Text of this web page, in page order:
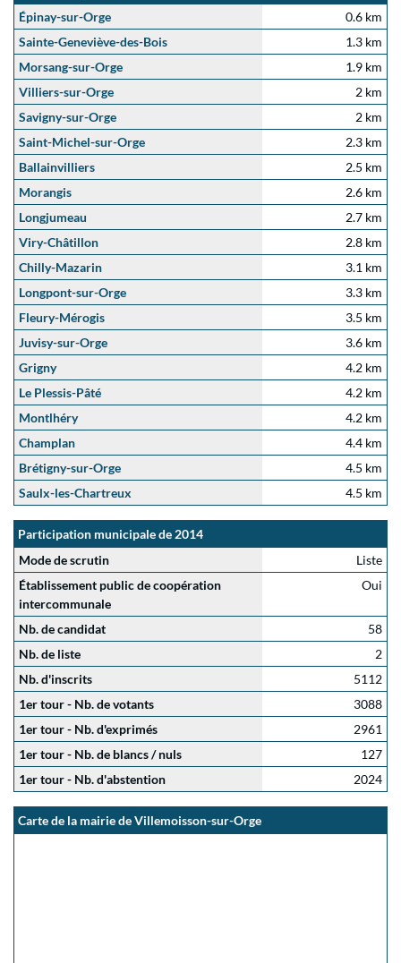
Épinay-sur-Orge
0.6 km
Sainte-Geneviève-des-Bois
1.3 km
Morsang-sur-Orge
1.9 km
Villiers-sur-Orge
2 km
Savigny-sur-Orge
2 km
Saint-Michel-sur-Orge
2.3 km
Ballainvilliers
2.5 km
Morangis
2.6 km
Longjumeau
2.7 km
Viry-Châtillon
2.8 km
Chilly-Mazarin
3.1 km
Longpont-sur-Orge
3.3 km
Fleury-Mérogis
3.5 km
Juvisy-sur-Orge
3.6 km
Grigny
4.2 km
Le Plessis-Pâté
4.2 km
Montlhéry
4.2 km
Champlan
4.4 km
Brétigny-sur-Orge
4.5 km
Saulx-les-Chartreux
4.5 km
Participation municipale de 2014
Mode de scrutin
Liste
Établissement public de coopération
intercommunale
Oui
Nb. de candidat
58
Nb. de liste
2
Nb. d'inscrits
5112
1er tour - Nb. de votants
3088
1er tour - Nb. d'exprimés
2961
1er tour - Nb. de blancs / nuls
127
1er tour - Nb. d'abstention
2024
Carte de la mairie de Villemoisson-sur-Orge